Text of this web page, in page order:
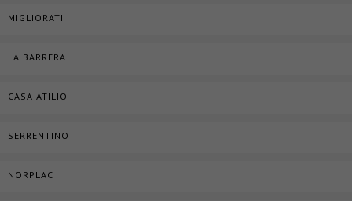
MIGLIORATI
LA BARRERA
CASA ATILIO
SERRENTINO
NORPLAC